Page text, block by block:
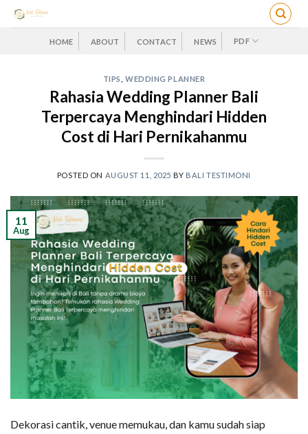
Skip
HOME ABOUT CONTACT NEWS PDF
TIPS WEDDING PLANNER
Rahasia Wedding Planner Bali
Terpercaya Menghindari Hidden
Cost di Hari Pernikahanmu
POSTED ON AUGUST 11, 2025 BY BALI TESTIMONI
11
Aug
Dekorasi cantik, venue memukau, dan kamu sudah siap